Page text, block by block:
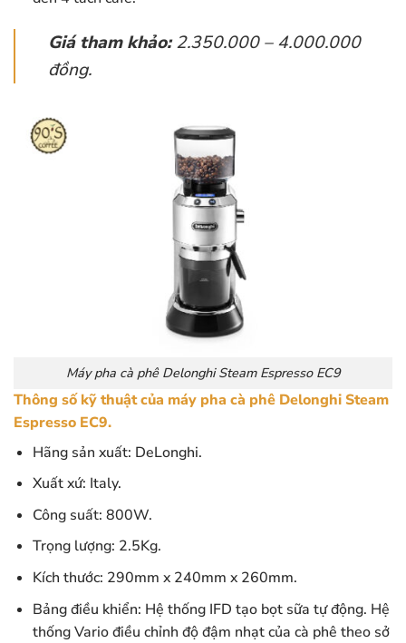
Giá tham khảo:2.350.000 – 4.000.000
đồng.
Máy pha cà phê Delonghi Steam Espresso EC9
Thông số kỹ thuật của máy pha cà phê Delonghi Steam
Espresso EC9.
Hãng sản xuất: DeLonghi.
Xuất xứ: Italy.
Công suất: 800W.
Trọng lượng: 2.5Kg.
Kích thước: 290mm x 240mm x 260mm.
Bảng điều khiển: Hệ thống IFD tạo bọt sữa tự động. Hệ
thống Vario điều chỉnh độ đậm nhạt của cà phê theo sở